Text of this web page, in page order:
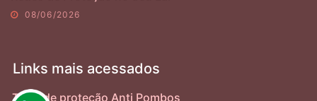
08/06/2026
Links mais acessados
Telas de proteção Anti Pombos